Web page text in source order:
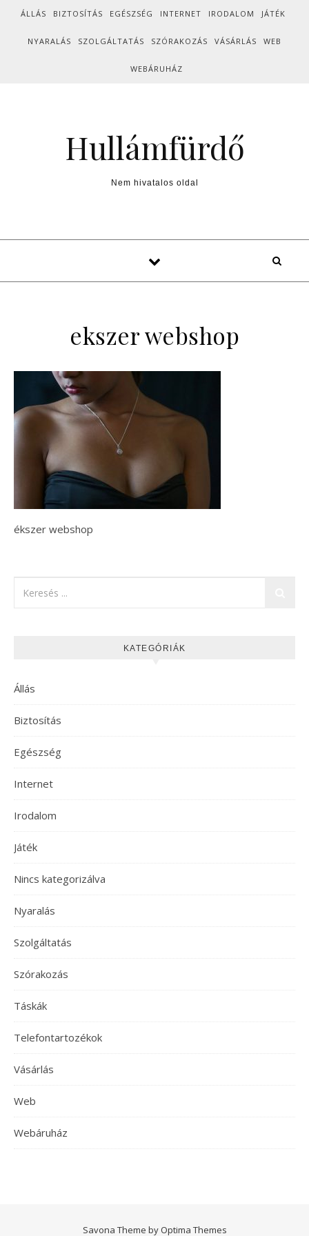
Skip to content
ÁLLÁS BIZTOSÍTÁS EGÉSZSÉG INTERNET IRODALOM JÁTÉK
NYARALÁS SZOLGÁLTATÁS SZÓRAKOZÁS VÁSÁRLÁS WEB
WEBÁRUHÁZ
Hullámfürdő
Nem hivatalos oldal
ekszer webshop
ékszer webshop
KATEGÓRIÁK
Állás
Biztosítás
Egészség
Internet
Irodalom
Játék
Nincs kategorizálva
Nyaralás
Szolgáltatás
Szórakozás
Táskák
Telefontartozékok
Vásárlás
Web
Webáruház
Savona Theme by Optima Themes